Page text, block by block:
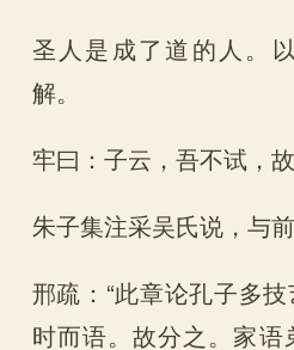
圣人是成了道的人。
解。
牢曰：子云，吾不试，故
朱子集注采吴氏说，与
邢疏：“此章论孔子多
时而语。故分之。家